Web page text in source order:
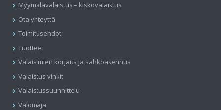
Myymälävalaistus – kiskovalaistus
Ota yhteyttä
Toimitusehdot
Tuotteet
Valaisimien korjaus ja sähköasennus
Valaistus vinkit
Valaistussuunnittelu
Valomaja